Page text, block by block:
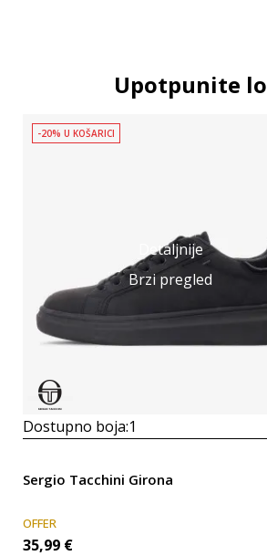
Upotpunite
Detaljnije
Brzi pregled
-20% U KOŠARICI
Dostupno boja:1
Sergio Tacchini Girona
OFFER
35,99 €